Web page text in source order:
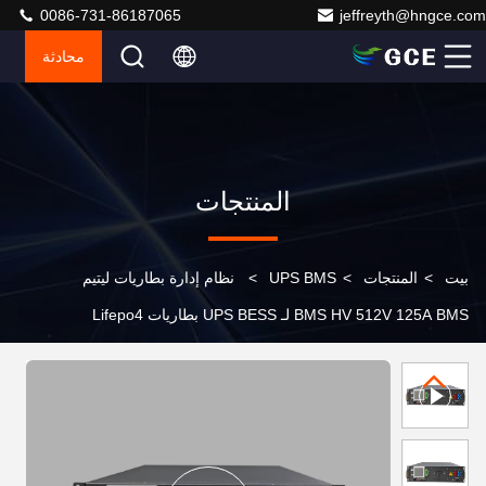
jeffreyth@hngce.com
0086-731-86187065
محادثة
المنتجات
بيت > المنتجات >
UPS BMS
> نظام إدارة بطاريات ليتيم
BMS HV 512V 125A BMS لـ UPS BESS بطاريات Lifepo4